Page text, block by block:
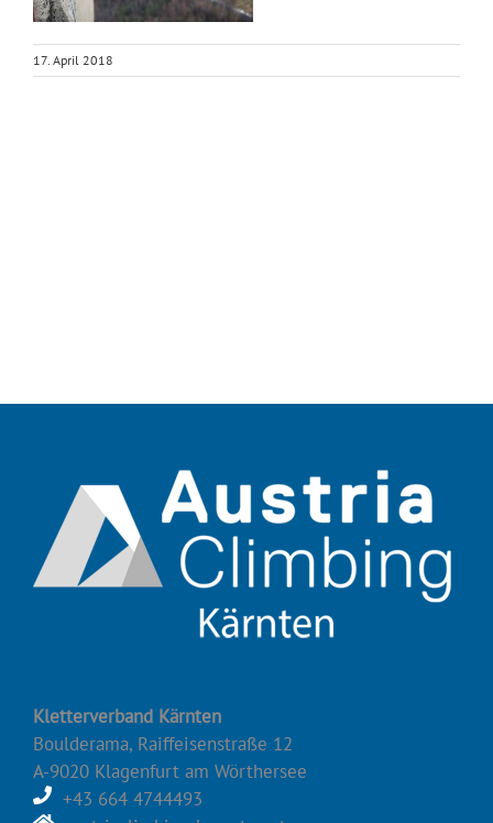
17. April 2018
Kletterverband Kärnten
Boulderama, Raiffeisenstraße 12
A-9020 Klagenfurt am Wörthersee
+43 664 4744493